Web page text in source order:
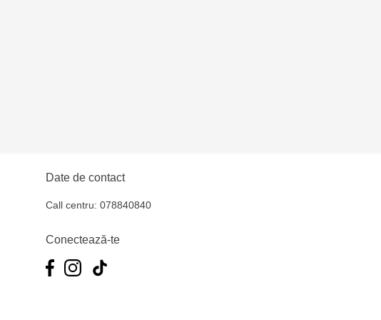
Jucărenia Cahul - str. Ștefan cel
Mare, 29А
Jucarenia Ciocana - bd.Mircea cel
Bătrân, 39
Date de contact
Call centru: 078840840
Conectează-te